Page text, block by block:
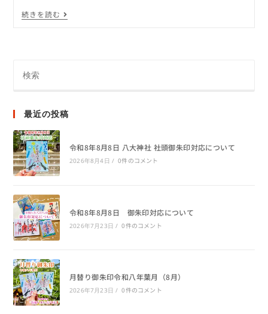
続きを読む
最近の投稿
令和8年8月8日 八大神社 社頭御朱印対応について
2026年8月4日 / 0件のコメント
令和8年8月8日 御朱印対応について
2026年7月23日 / 0件のコメント
月替り御朱印令和八年葉月（8月）
2026年7月23日 / 0件のコメント